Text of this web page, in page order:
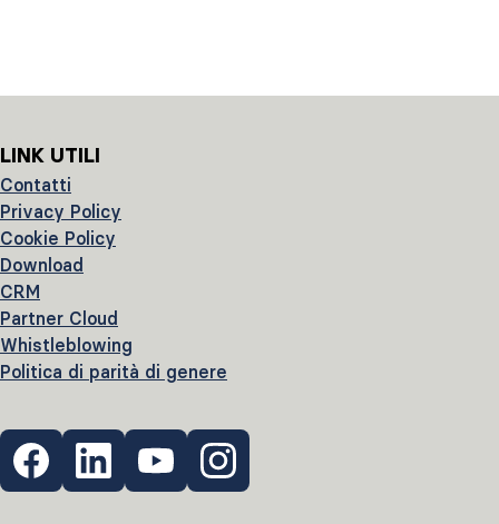
LINK UTILI
Contatti
Privacy Policy
Cookie Policy
Download
CRM
Partner Cloud
Whistleblowing
Politica di parità di genere